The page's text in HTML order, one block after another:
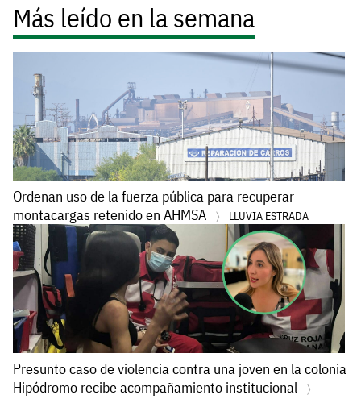
Más leído en la semana
Ordenan uso de la fuerza pública para recuperar
montacargas retenido en AHMSA
LLUVIA ESTRADA
Presunto caso de violencia contra una joven en la colonia
Hipódromo recibe acompañamiento institucional